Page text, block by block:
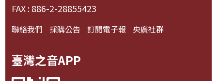
FAX : 886-2-28855423
聯絡我們 採購公告 訂閱電子報 央廣社群
臺灣之音APP